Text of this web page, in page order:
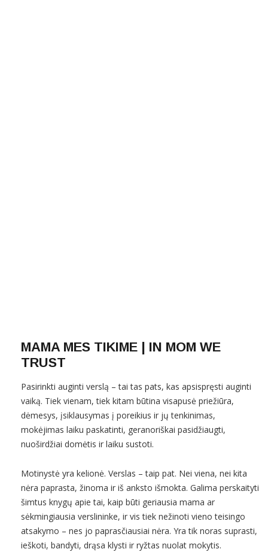
MAMA MES TIKIME | IN MOM WE
TRUST
Pasirinkti auginti verslą – tai tas pats, kas apsispręsti auginti
vaiką. Tiek vienam, tiek kitam būtina visapusė priežiūra,
dėmesys, įsiklausymas į poreikius ir jų tenkinimas,
mokėjimas laiku paskatinti, geranoriškai pasidžiaugti,
nuoširdžiai domėtis ir laiku sustoti.
Motinystė yra kelionė. Verslas – taip pat. Nei viena, nei kita
nėra paprasta, žinoma ir iš anksto išmokta. Galima perskaityti
šimtus knygų apie tai, kaip būti geriausia mama ar
sėkmingiausia verslininke, ir vis tiek nežinoti vieno teisingo
atsakymo – nes jo paprasčiausiai nėra. Yra tik noras suprasti,
ieškoti, bandyti, drąsa klysti ir ryžtas nuolat mokytis.